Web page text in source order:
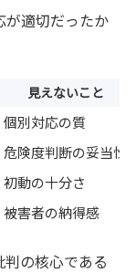
が適切だったか
見えないこと
個別対応の質
危険度判断の妥当性
初動の十分さ
被害者の納得感
の核心である